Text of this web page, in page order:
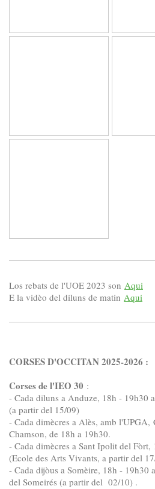
Los rebats de l'UOE 2023 son Aqui
E la vidèo del diluns de matin Aqui
CORSES D'OCCITAN 2025-2026 :
Corses de l'IEO 30 :
- Cada diluns a Anduze, 18h - 19h30
(a partir del 15/09)
- Cada dimècres a Alès, amb l'UPGA,
Chamson, de 18h a 19h30.
- Cada dimècres a Sant Ipolit del
(Ecole des Arts Vivants, a partir del
- Cada dijòus a Somèire, 18h - 19h30
del Someirés (a partir del 02/10) .